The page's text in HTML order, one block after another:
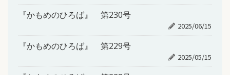
『かもめのひろば』 第230号
2025/06/15
『かもめのひろば』 第229号
2025/05/15